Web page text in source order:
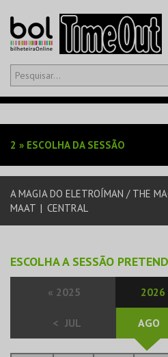
Olá,iniciar sessão
EVENTOS
CARTÕES
2 » ESCOLHA DA SESSÃO
A MAGIA DO ELETROÍMAN / THE
MAAT | CENTRAL
ESCOLHA A SESSÃO
« 2025 2026
< JUL AGO